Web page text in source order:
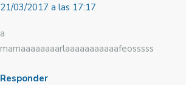
21/03/2017 a las 17:17
a
mamaaaaaaaarlaaaaaaaaaaafeosssss
Responder